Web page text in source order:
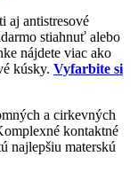
aj antistresové
stiahnuť alebo
nájdete viac ako
kúsky. Vyfarbite si
a cirkevných
kontaktné
najlepšiu materskú